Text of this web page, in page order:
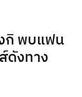
กิ พบแฟน
ดังทาง